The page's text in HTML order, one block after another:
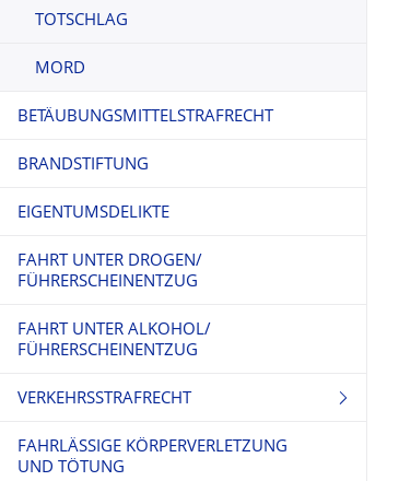
TOTSCHLAG
MORD
BETÄUBUNGSMITTELSTRAFRECHT
BRANDSTIFTUNG
EIGENTUMSDELIKTE
FAHRT UNTER DROGEN/
FÜHRERSCHEINENTZUG
FAHRT UNTER ALKOHOL/
FÜHRERSCHEINENTZUG
VERKEHRSSTRAFRECHT
FAHRERFLUCHT
FAHRLÄSSIGE KÖRPERVERLETZUNG
UND TÖTUNG